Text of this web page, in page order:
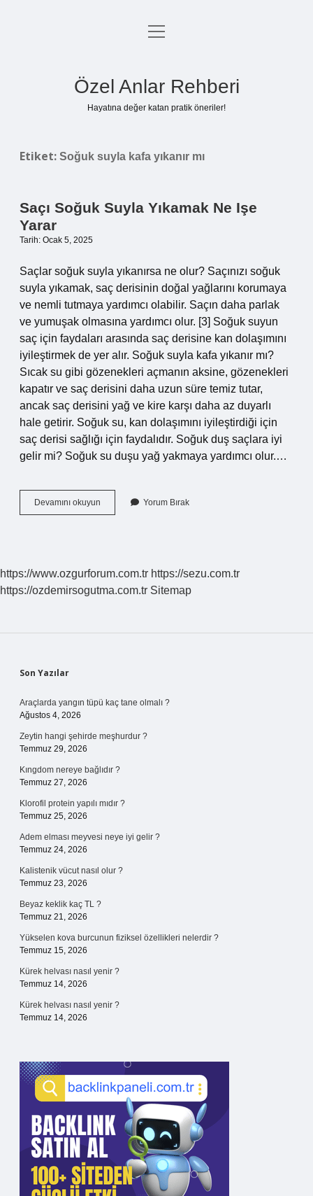
Anasayfa
menüyü
Özel Anlar Rehberi
Hayatına değer katan pratik öneriler!
Etiket: Soğuk suyla kafa yıkanır mı
Saçı Soğuk Suyla Yıkamak Ne Işe
Yarar
Tarih: Ocak 5, 2025
Saçlar soğuk suyla yıkanırsa ne olur? Saçınızı soğuk
suyla yıkamak, saç derisinin doğal yağlarını korumaya
ve nemli tutmaya yardımcı olabilir. Saçın daha parlak
ve yumuşak olmasına yardımcı olur. [3] Soğuk suyun
saç için faydaları arasında saç derisine kan dolaşımını
iyileştirmek de yer alır. Soğuk suyla kafa yıkanır mı?
Sıcak su gibi gözenekleri açmanın aksine, gözenekleri
kapatır ve saç derisini daha uzun süre temiz tutar,
ancak saç derisini yağ ve kire karşı daha az duyarlı
hale getirir. Soğuk su, kan dolaşımını iyileştirdiği için
saç derisi sağlığı için faydalıdır. Soğuk duş saçlara iyi
gelir mi? Soğuk su duşu yağ yakmaya yardımcı olur.…
Devamını okuyun
Soğuk
Yarar
Yorum Bırak
https://www.ozgurforum.com.tr https://sezu.com.tr
https://ozdemirsogutma.com.tr Sitemap
Sidebar
Son Yazılar
Araçlarda yangın tüpü kaç tane olmalı ?
Ağustos 4, 2026
Zeytin hangi şehirde meşhurdur ?
Temmuz 29, 2026
Kıngdom nereye bağlıdır ?
Temmuz 27, 2026
Klorofil protein yapılı mıdır ?
Temmuz 25, 2026
Adem elması meyvesi neye iyi gelir ?
Temmuz 24, 2026
Kalistenik vücut nasıl olur ?
Temmuz 23, 2026
Beyaz keklik kaç TL ?
Temmuz 21, 2026
Yükselen kova burcunun fiziksel özellikleri nelerdir ?
Temmuz 15, 2026
Kürek helvası nasıl yenir ?
Temmuz 14, 2026
Kürek helvası nasıl yenir ?
Temmuz 14, 2026